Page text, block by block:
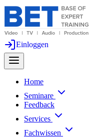
Einloggen
Home
Seminare
Feedback
Services
Fachwissen